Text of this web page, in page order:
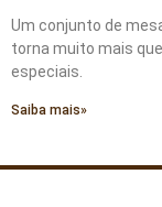
Um conjunto de
torna muito mais
especiais.
Saiba mais»